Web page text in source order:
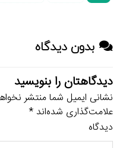
بدون دیدگاه
دیدگاهتان را بنویسید
نشانی ایمیل شما منتشر
علامت‌گذاری شده‌اند*
دیدگاه